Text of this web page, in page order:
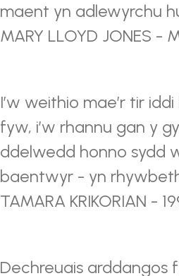
maent yn adlewyrchu
MARY LLOYD JONES -
I’w weithio mae’r tir
fyw, i’w rhannu gan y
ddelwedd honno sydd
baentwyr - yn
TAMARA KRIKORIAN -
Dechreuais arddangos